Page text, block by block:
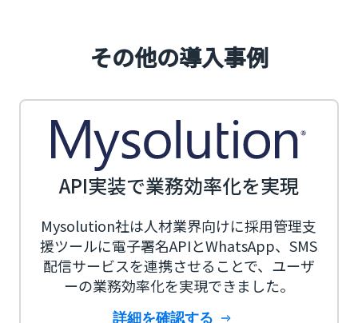
その他の導入事例
API実装で業務効率化を実現
Mysolution社は人材業界向けに採用管理支
援ツールに電子署名APIとWhatsApp、SMS
配信サービスを連携させることで、ユーザ
ーの業務効率化を実現できました。
詳細を確認する